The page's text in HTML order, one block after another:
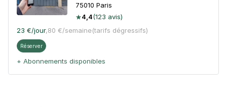
75010 Paris
4,4(123 avis)
23 €/jour,80 €/semaine(tarifs dégressifs)
Réserver
+ Abonnements disponibles